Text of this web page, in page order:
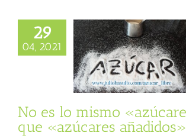
29
04, 2021
«azúcares
que «azúcares
No es lo mismo
que «azúcares añadidos»